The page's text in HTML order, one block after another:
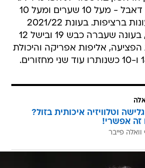
שמסיים עם דאבל דאבל - מעל 10 שערים ומעל 10
בישולים - שלוש עונות ברציפות. בעונת 2021/22
כבש 23 ובישל 13, בעונה שעברה כבש 19 ובישל 12
הפציעה, אליפות אפריקה והיכולת
וטלוויזיה איכותית בזול?
זה אפשרי!
פייבר